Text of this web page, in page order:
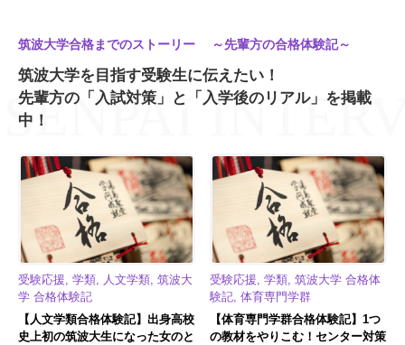
筑波大学合格までのストーリー ～先輩方の合格体験記～
筑波大学を目指す受験生に伝えたい！
先輩方の「入試対策」と「入学後のリアル」を掲載
中！
受験応援, 学類, 人文学類, 筑波大
学 合格体験記
【人文学類合格体験記】出身高校
史上初の筑波大生になった女のと
受験応援, 学類, 筑波大学 合格体
験記, 体育専門学群
【体育専門学群合格体験記】1つ
の教材をやりこむ！センター対策